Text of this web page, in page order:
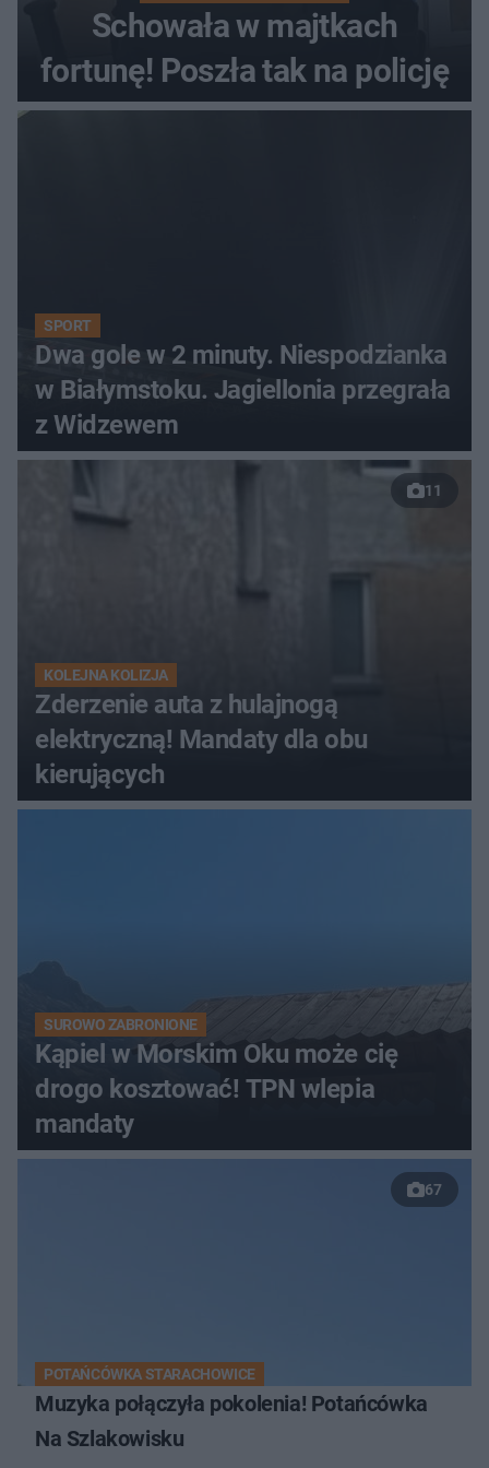
Schowała w majtkach
fortunę! Poszła tak na policję
SPORT
Dwa gole w 2 minuty. Niespodzianka
w Białymstoku. Jagiellonia przegrała
z Widzewem
11
KOLEJNA KOLIZJA
Zderzenie auta z hulajnogą
elektryczną! Mandaty dla obu
kierujących
SUROWO ZABRONIONE
Kąpiel w Morskim Oku może cię
drogo kosztować! TPN wlepia
mandaty
67
POTAŃCÓWKA STARACHOWICE
Muzyka połączyła pokolenia! Potańcówka
Na Szlakowisku